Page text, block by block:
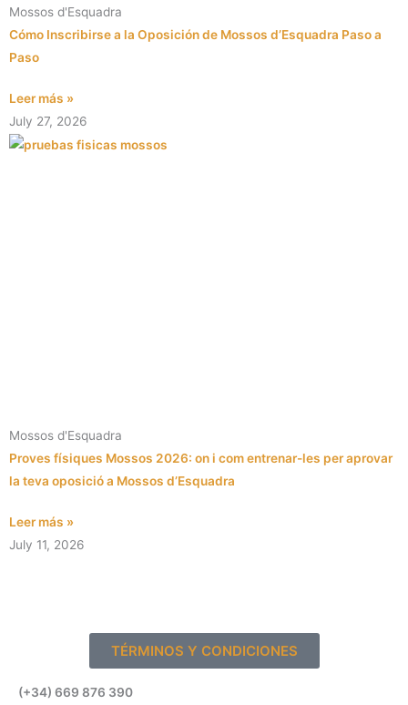
Mossos d'Esquadra
Cómo Inscribirse a la Oposición de Mossos d’Esquadra Paso a
Paso
Leer más »
July 27, 2026
Mossos d'Esquadra
Proves físiques Mossos 2026: on i com entrenar-les per aprovar
la teva oposició a Mossos d’Esquadra
Leer más »
July 11, 2026
TÉRMINOS Y CONDICIONES
(+34) 669 876 390